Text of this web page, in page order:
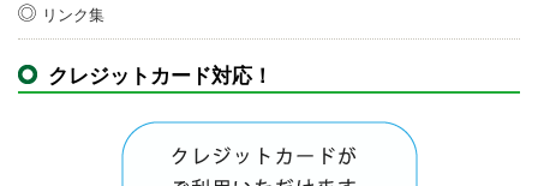
リンク集
クレジットカード対応！